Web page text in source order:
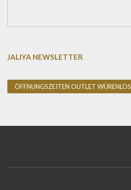
JALIYA NEWSLETTER
ÖFFNUNGSZEITEN OUTLET WÜRENLOS